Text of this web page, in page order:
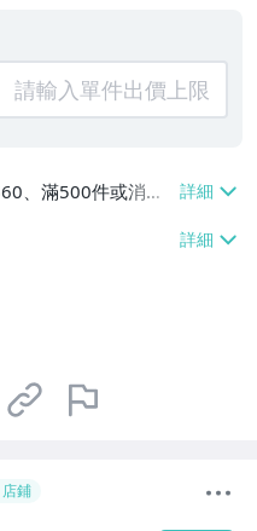
、滿500件或消費
店鋪